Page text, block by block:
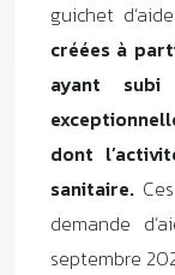
guichet
créées à
ayant subi
dont
sanitaire.
demande
septembre